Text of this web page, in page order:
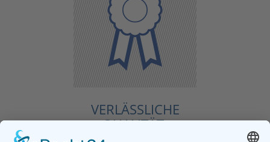
VERLÄSSLICHE
QUALITÄT.